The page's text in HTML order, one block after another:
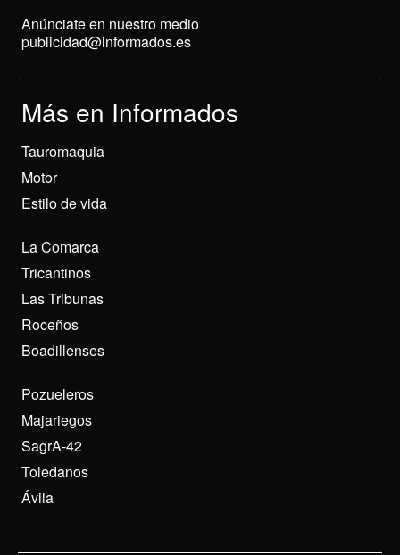
Anúnciate en nuestro medio
publicidad@informados.es
Más en Informados
Tauromaquia
Motor
Estilo de vida
La Comarca
Tricantinos
Las Tribunas
Roceños
Boadillenses
Pozueleros
Majariegos
SagrA-42
Toledanos
Ávila